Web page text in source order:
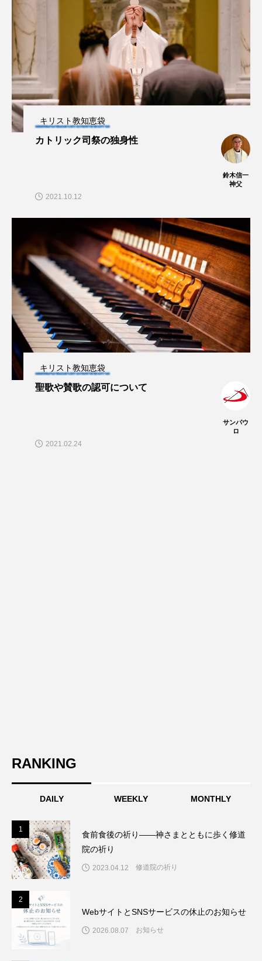
キリスト教知恵袋
カトリック司祭の独身性
鈴木信一
神父
2021.10.12
キリスト教知恵袋
聖歌や賛歌の認可について
サンパウ
ロ
2021.02.24
RANKING
DAILY WEEKLY MONTHLY
1
食前食後の祈り――神さまとともに歩く修道
院の祈り
2023.04.12 修道院の祈り
2
WebサイトとSNSサービスの休止のお知らせ
2026.08.07 お知らせ